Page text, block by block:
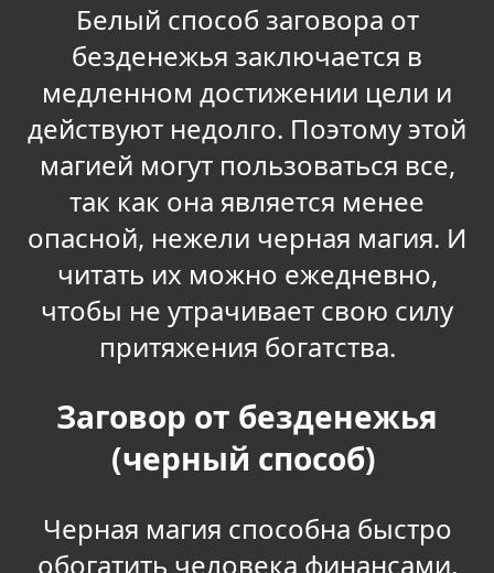
Белый способ заговора от
безденежья заключается в
медленном достижении цели и
действуют недолго. Поэтому этой
магией могут пользоваться все,
так как она является менее
опасной, нежели черная магия. И
читать их можно ежедневно,
чтобы не утрачивает свою силу
притяжения богатства.
Заговор от безденежья
(черный способ)
Черная магия способна быстро
обогатить человека финансами,